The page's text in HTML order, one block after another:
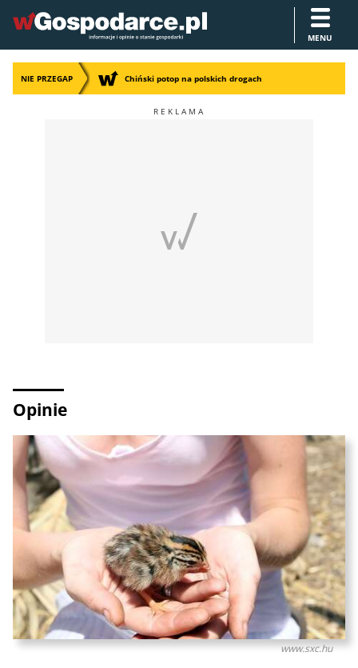
MENU
NIE PRZEGAP Chiński potop na polskich drogach
Opinie
www.sxc.hu